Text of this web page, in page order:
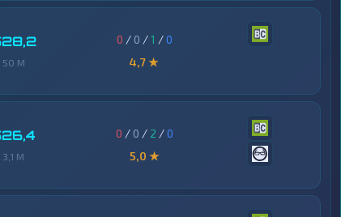
50 M
0 / 0 /1 /0
4,7 ★
3,1 M
0 / 0 / 2 /0
5,0 ★